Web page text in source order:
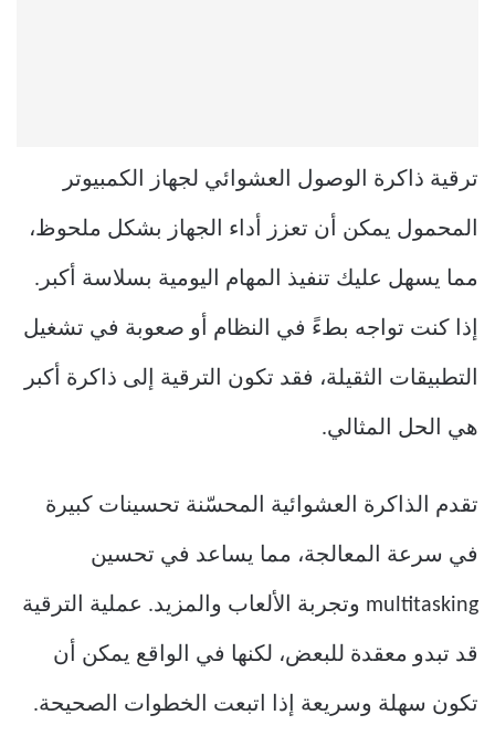
ترقية ذاكرة الوصول العشوائي لجهاز الكمبيوتر
المحمول يمكن أن تعزز أداء الجهاز بشكل ملحوظ،
مما يسهل عليك تنفيذ المهام اليومية بسلاسة أكبر.
إذا كنت تواجه بطءً في النظام أو صعوبة في تشغيل
التطبيقات الثقيلة، فقد تكون الترقية إلى ذاكرة أكبر
هي الحل المثالي.
تقدم الذاكرة العشوائية المحسّنة تحسينات كبيرة
في سرعة المعالجة، مما يساعد في تحسين
multitasking وتجربة الألعاب والمزيد. عملية الترقية
قد تبدو معقدة للبعض، لكنها في الواقع يمكن أن
تكون سهلة وسريعة إذا اتبعت الخطوات الصحيحة.